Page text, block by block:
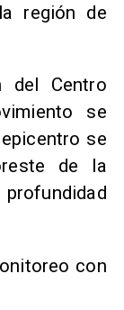
región de
del Centro
se
se
de la
con